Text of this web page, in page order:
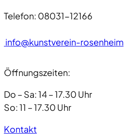
Telefon: 08031-12166
info@kunstverein-rosenheim
Öffnungszeiten:
Do – Sa: 14 – 17.30 Uhr
So: 11 – 17.30 Uhr
Kontakt